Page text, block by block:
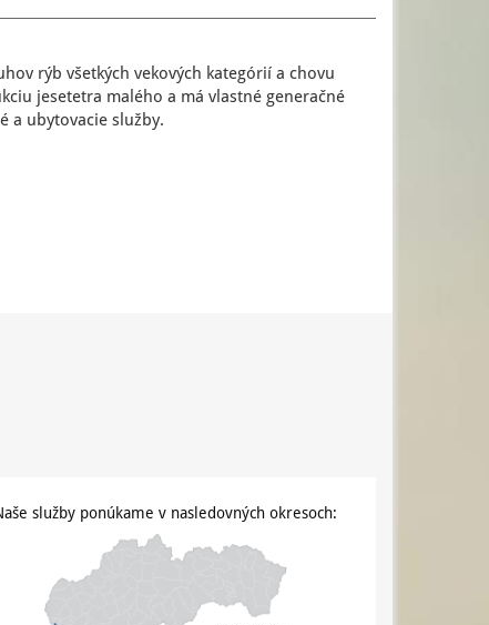
rýb všetkých vekových kategórií a chovu
jesetetra malého a má vlastné generačné
a ubytovacie služby.
služby ponúkame v nasledovných okresoch: